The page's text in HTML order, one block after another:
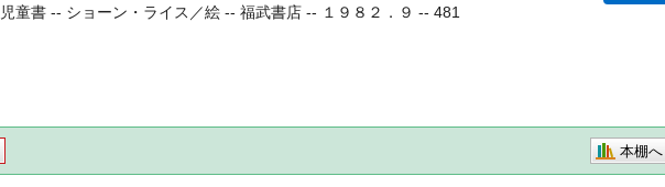
児童書 -- ショーン・ライス／絵 -- 福武書店 -- １９８２．９ -- 481
本棚へ